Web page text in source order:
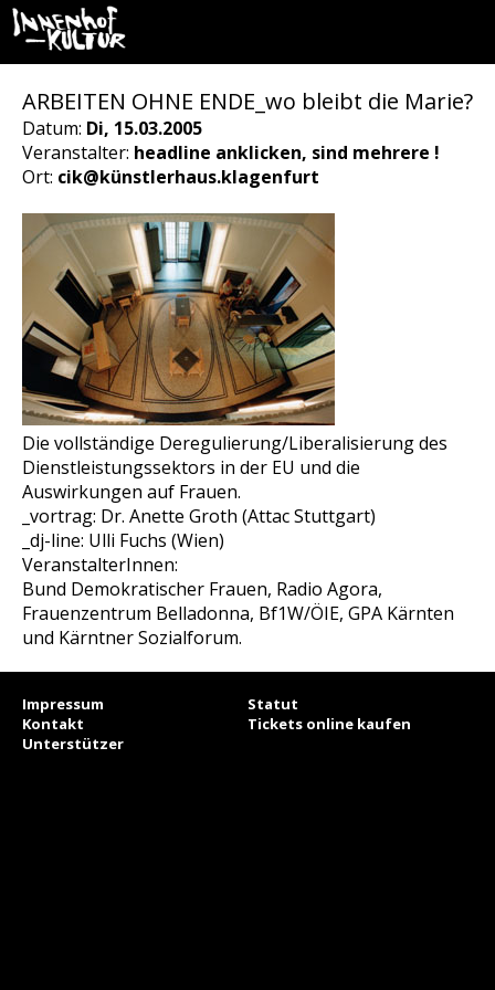
ARBEITEN OHNE ENDE_wo bleibt die Marie?
Datum: Di, 15.03.2005
Veranstalter: headline anklicken, sind mehrere !
Ort: cik@künstlerhaus.klagenfurt
Die vollständige Deregulierung/Liberalisierung des
Dienstleistungssektors in der EU und die
Auswirkungen auf Frauen.
_vortrag: Dr. Anette Groth (Attac Stuttgart)
_dj-line: Ulli Fuchs (Wien)
VeranstalterInnen:
Bund Demokratischer Frauen, Radio Agora,
Frauenzentrum Belladonna, Bf1W/ÖIE, GPA Kärnten
und Kärntner Sozialforum.
Impressum
Statut
Kontakt
Tickets online kaufen
Unterstützer